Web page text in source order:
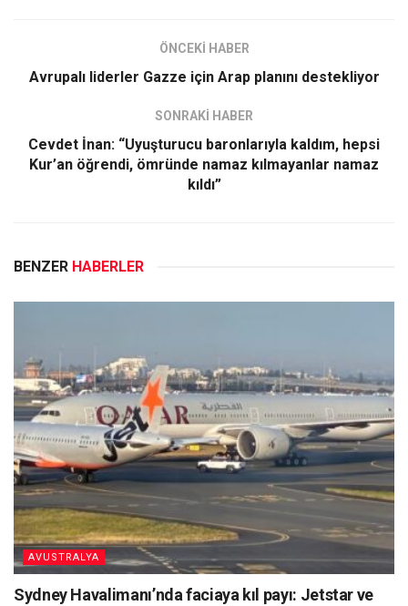
ÖNCEKİ HABER
Avrupalı liderler Gazze için Arap planını destekliyor
SONRAKİ HABER
Cevdet İnan: “Uyuşturucu baronlarıyla kaldım, hepsi
Kur’an öğrendi, ömründe namaz kılmayanlar namaz
kıldı”
BENZER HABERLER
AVUSTRALYA
Sydney Havalimanı’nda faciaya kıl payı: Jetstar ve